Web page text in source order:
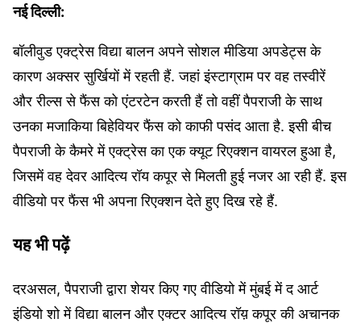
नई दिल्ली:
बॉलीवुड एक्ट्रेस विद्या बालन अपने सोशल मीडिया अपडेट्स के
कारण अक्सर सुर्खियों में रहती हैं. जहां इंस्टाग्राम पर वह तस्वीरें
और रील्स से फैंस को एंटरटेन करती हैं तो वहीं पैपराजी के साथ
उनका मजाकिया बिहेवियर फैंस को काफी पसंद आता है. इसी बीच
पैपराजी के कैमरे में एक्ट्रेस का एक क्यूट रिएक्शन वायरल हुआ है,
जिसमें वह देवर आदित्य रॉय कपूर से मिलती हुई नजर आ रही हैं. इस
वीडियो पर फैंस भी अपना रिएक्शन देते हुए दिख रहे हैं.
यह भी पढ़ें
दरअसल, पैपराजी द्वारा शेयर किए गए वीडियो में मुंबई में द आर्ट
इंडियो शो में विद्या बालन और एक्टर आदित्य रॉय़ कपूर की अचानक